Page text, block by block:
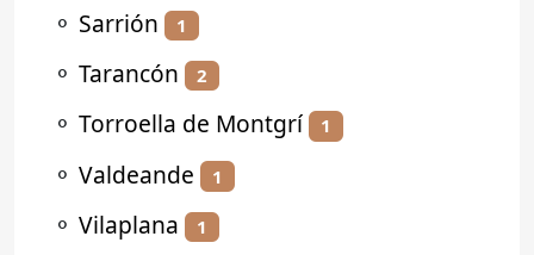
⚬ Sarrión 1
⚬ Tarancón 2
⚬ Torroella de Montgrí 1
⚬ Valdeande 1
⚬ Vilaplana 1